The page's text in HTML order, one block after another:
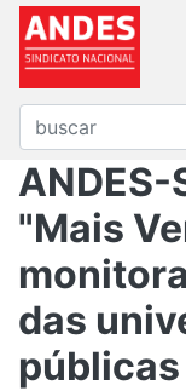
ANDES-
"Mais
das
públicas